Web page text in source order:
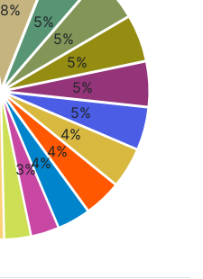
8%
5%
5%
5%
5%
5%
4%
4%
4%
3%